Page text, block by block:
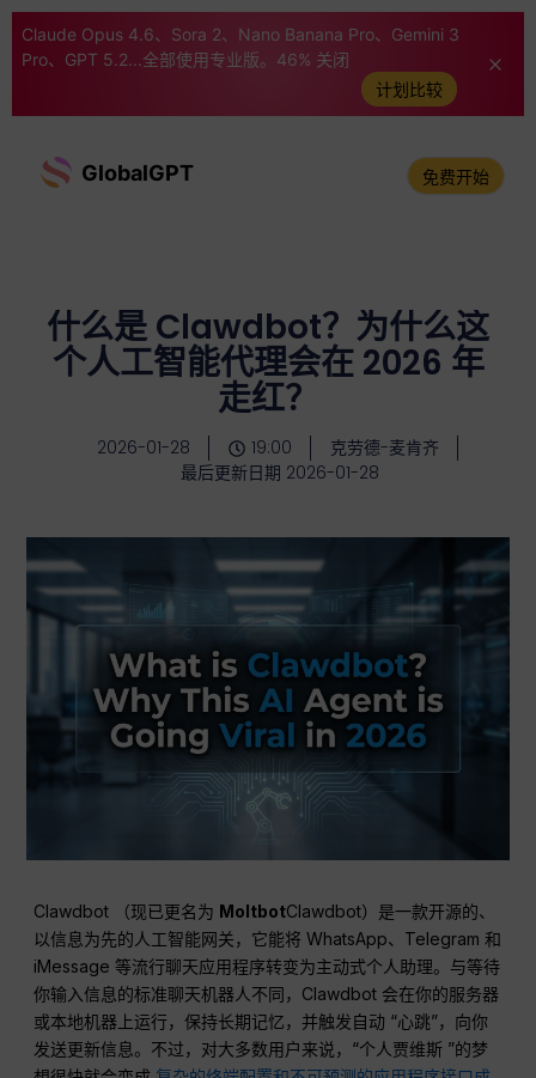
Claude Opus 4.6、Sora 2、Nano Banana Pro、Gemini 3
Pro、GPT 5.2...全部使用专业版。46% 关闭
计划比较
GlobalGPT 免费开始
什么是 Clawdbot？为什么这
个人工智能代理会在 2026 年
走红？
2026-01-28 19:00
克劳德-麦肯齐
最后更新日期 2026-01-28
Clawdbot （现已更名为 MoltbotClawdbot）是一款开源的、
以信息为先的人工智能网关，它能将 WhatsApp、Telegram 和
iMessage 等流行聊天应用程序转变为主动式个人助理。与等待
你输入信息的标准聊天机器人不同，Clawdbot 会在你的服务器
或本地机器上运行，保持长期记忆，并触发自动 “心跳”，向你
发送更新信息。不过，对大多数用户来说，“个人贾维斯 ”的梦